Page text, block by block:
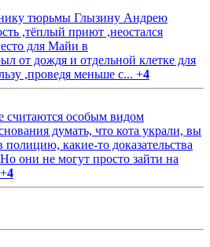
тюрьмы Глызину Андрею
,тёплый приют ,неостался
для Майи в
от дождя и отдельной клетке для
,проведя меньше с... +4
особым видом
думать, что кота украли, вы
полицию, какие-то доказательства
они не могут просто зайти на
+4